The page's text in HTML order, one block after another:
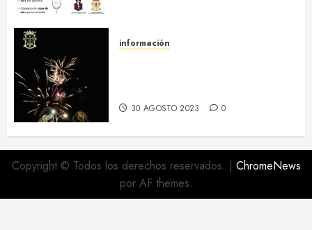
información
30 AGOSTO 2023 0
Copyright © Todos los derechos reservados. | ChromeNews
por AF themes.